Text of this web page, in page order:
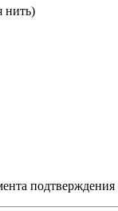
нить)